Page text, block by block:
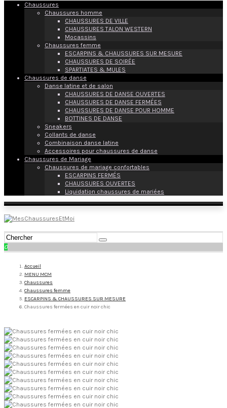
Chaussures
Chaussures homme
CHAUSSURES DE VILLE
CHAUSSURES TALON WESTERN
Mocassins
Chaussures femme
ESCARPINS & CHAUSSURES SUR MESURE
CHAUSSURES DE SOIRÉE
SPARTIATES & MULES
Chaussures de danse
Danse latine et de salon
CHAUSSURES DE DANSE OUVERTES
CHAUSSURES DE DANSE FERMÉES
CHAUSSURES DE DANSE POUR HOMME
BOTTINES DE DANSE
Sneakers
Collants de danse
Combinaison danse latine
Accessoires pour chaussures de danse
Chaussures de Mariage
Chaussures de mariage confortables
ESCARPINS FERMÉS
CHAUSSURES OUVERTES
Liquidation chaussures de mariées
0
Accueil
MENU MCM
Chaussures
Chaussures femme
ESCARPINS & CHAUSSURES SUR MESURE
Chaussures fermées en cuir noir chic